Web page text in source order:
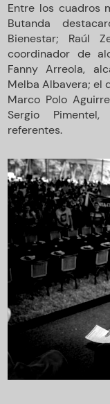
Entre los cuadros
Butanda
Bienestar; Raúl
coordinador de
Fanny Arreola,
Melba Albavera; el
Marco Polo
Sergio
referentes.